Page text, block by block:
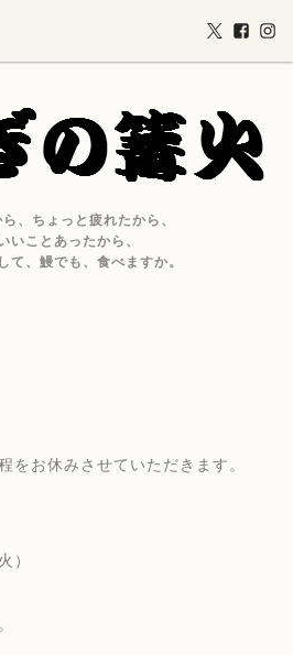
、ちょっと疲れたから、
いことあったから、
て、鰻でも、食べますか。
をお休みさせていただきます。
）